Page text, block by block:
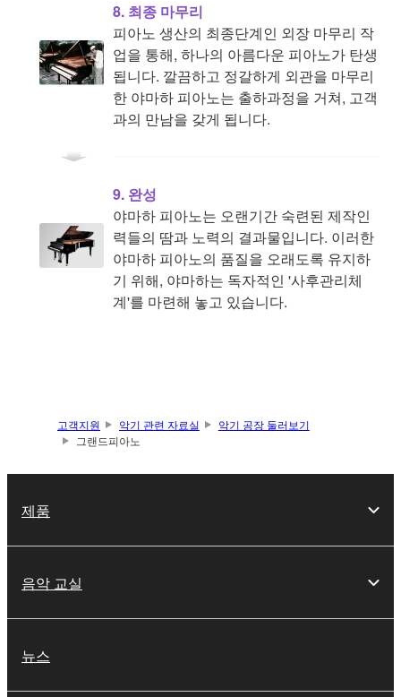
8. 최종 마무리
피아노 생산의 최종단계인 외장 마무리 작
업을 통해, 하나의 아름다운 피아노가 탄생
됩니다. 깔끔하고 정갈하게 외관을 마무리
한 야마하 피아노는 출하과정을 거쳐, 고객
과의 만남을 갖게 됩니다.
9. 완성
야마하 피아노는 오랜기간 숙련된 제작인
력들의 땀과 노력의 결과물입니다. 이러한
야마하 피아노의 품질을 오래도록 유지하
기 위해, 야마하는 독자적인 '사후관리체
계'를 마련해 놓고 있습니다.
고객지원 악기 관련 자료실
악기 공장 둘러보기
그랜드피아노
제품
음악 교실
뉴스